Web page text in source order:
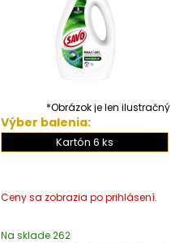
*Obrázok je len ilustračný
Výber balenia:
Kartón 6 ks
Na sklade 262